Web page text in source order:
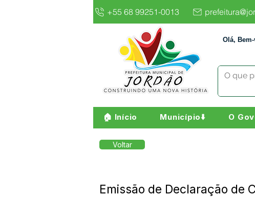
+55 68 99251-0013
Olá,
🏠 Início Município⬇️ O
Voltar
Emissão de Declaração de